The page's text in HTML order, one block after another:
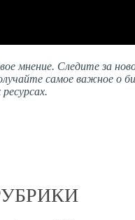
мнение. Следите за
самое важное о